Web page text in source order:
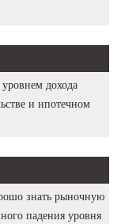
дохода
и ипотечном
знать рыночную
падения уровня